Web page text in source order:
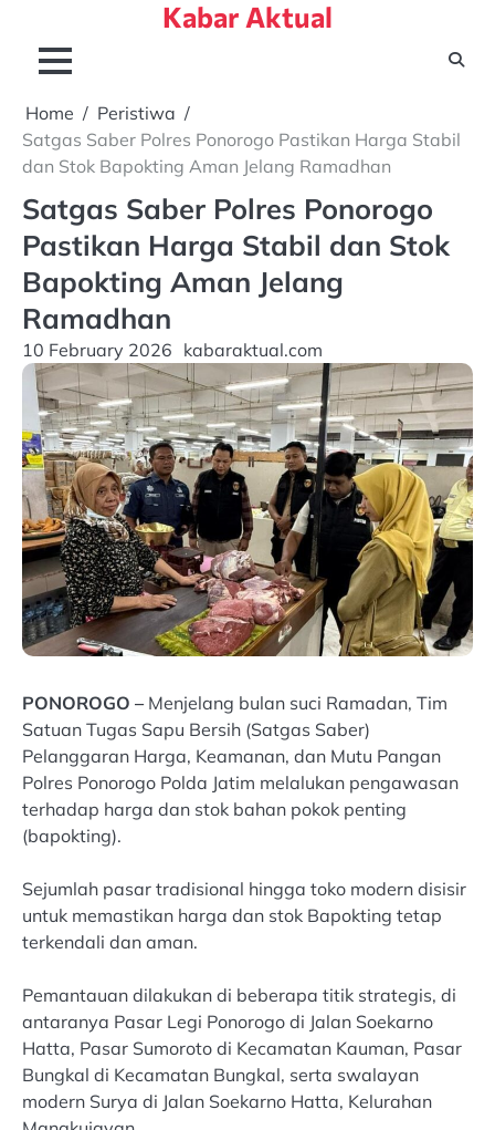
content
Kabar Aktual
Home
Peristiwa
Satgas Saber Polres Ponorogo Pastikan Harga Stabil
dan Stok Bapokting Aman Jelang Ramadhan
Satgas Saber Polres Ponorogo
Pastikan Harga Stabil dan Stok
Bapokting Aman Jelang
Ramadhan
10 February 2026 kabaraktual.com
PONOROGO –Menjelang bulan suci Ramadan, Tim
Satuan Tugas Sapu Bersih (Satgas Saber)
Pelanggaran Harga, Keamanan, dan Mutu Pangan
Polres Ponorogo Polda Jatim melalukan pengawasan
terhadap harga dan stok bahan pokok penting
(bapokting).
Sejumlah pasar tradisional hingga toko modern disisir
untuk memastikan harga dan stok Bapokting tetap
terkendali dan aman.
Pemantauan dilakukan di beberapa titik strategis, di
antaranya Pasar Legi Ponorogo di Jalan Soekarno
Hatta, Pasar Sumoroto di Kecamatan Kauman, Pasar
Bungkal di Kecamatan Bungkal, serta swalayan
modern Surya di Jalan Soekarno Hatta, Kelurahan